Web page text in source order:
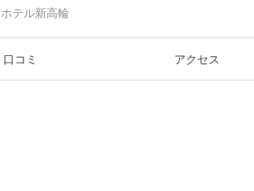
テル新高輪
口コミ アクセス